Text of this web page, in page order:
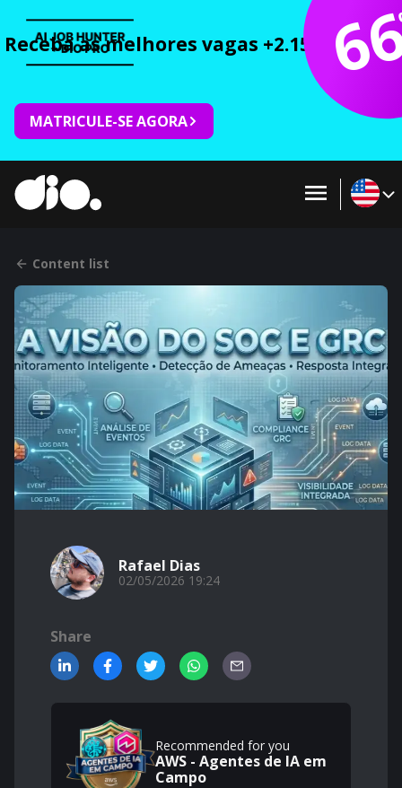
Receba as melhores vagas +2.150 cursos
MATRICULE-SE AGORA
Content list
Rafael Dias
02/05/2026 19:24
Share
Recommended for you
AWS - Agentes de IA em
Campo